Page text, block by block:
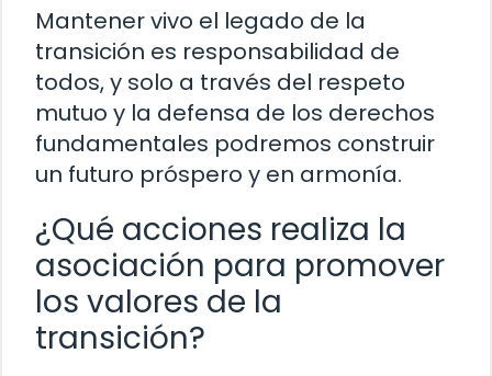
Mantener vivo el legado de la
transición es responsabilidad de
todos, y solo a través del respeto
mutuo y la defensa de los derechos
fundamentales podremos construir
un futuro próspero y en armonía.
¿Qué acciones realiza la
asociación para promover
los valores de la
transición?